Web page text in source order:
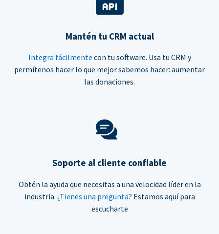
Mantén tu CRM actual
Integra fácilmente con tu software. Usa tu CRM y
permítenos hacer lo que mejor sabemos hacer: aumentar
las donaciones.
Soporte al cliente confiable
Obtén la ayuda que necesitas a una velocidad líder en la
industria. ¿Tienes una pregunta? Estamos aquí para
escucharte